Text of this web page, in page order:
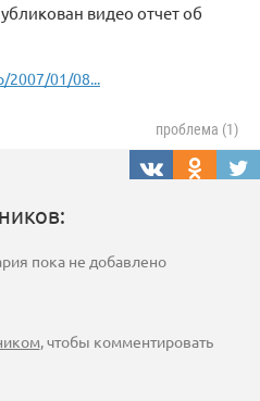
видео отчет об
2007/01/08...
проблема (1)
пока не добавлено
, чтобы комментировать